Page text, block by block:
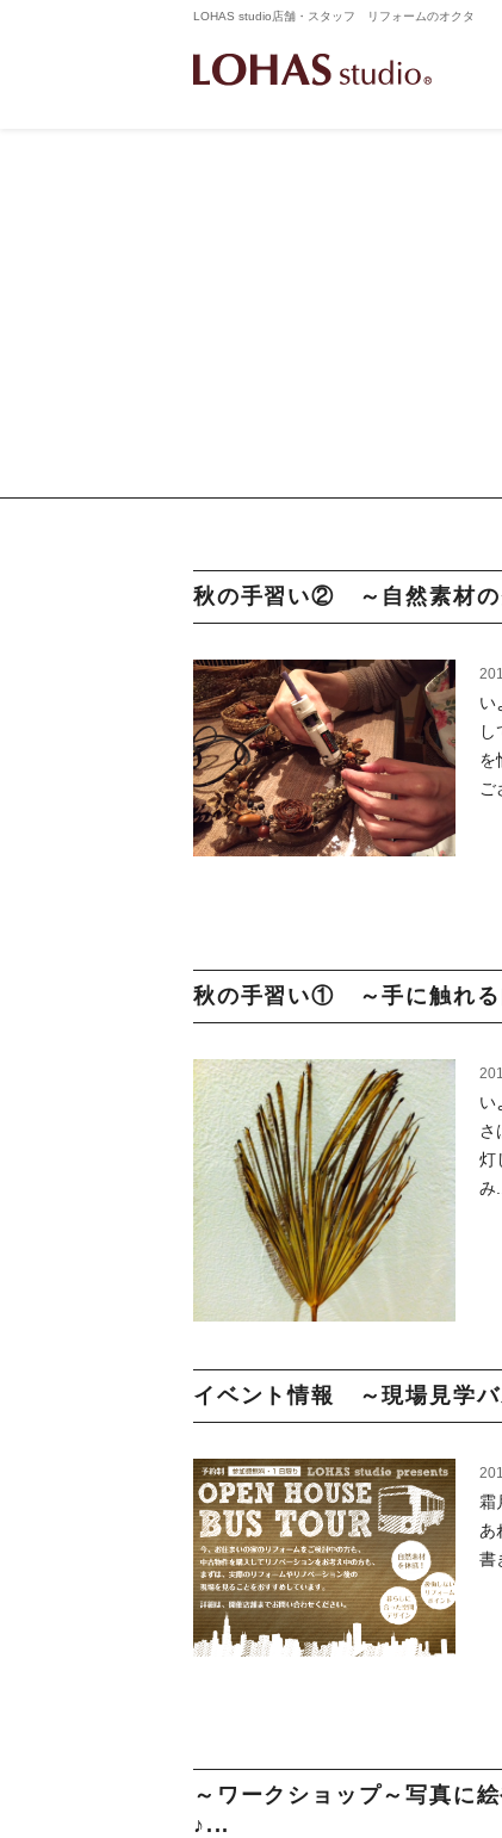
LOHAS studio店舗・スタッフ リフォームのオクタ
秋の手習い② ～自然素材の
い
を
ご
秋の手習い① ～手に触れる
い
さ
灯
み...
イベント情報 ～現場見学
霜
あ
書
～ワークショップ～写真に
♪...